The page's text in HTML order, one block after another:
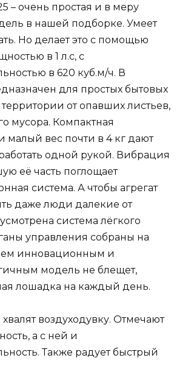
– очень простая и в меру
в нашей подборке. Умеет
Но делает это с помощью
в 1 л.с, с
в 620 куб.м/ч. В
для простых бытовых
от опавших листьев,
мусора. Компактная
малый вес почти в 4 кг дают
одной рукой. Вибрация
её часть поглощает
система. А чтобы агрегат
даже люди далекие от
система лёгкого
управления собраны на
инновационным и
модель не блещет,
лошадка на каждый день.
воздуходувку. Отмечают
а с ней и
Также радует быстрый